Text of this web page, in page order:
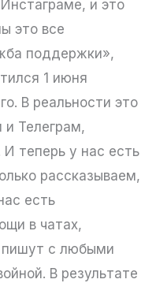
и это
это все
поддержки»,
1 июня
В реальности это
Телеграм,
теперь у нас есть
рассказываем,
есть
в чатах,
пишут с любыми
В результате